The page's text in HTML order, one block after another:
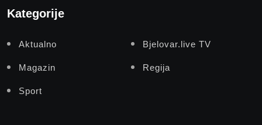
Kategorije
Aktualno Bjelovar.live TV
Magazin Regija
Sport